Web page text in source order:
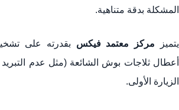
المشكلة بدقة متناهية.
يتميز مركز معتمد فيكس
أعطال ثلاجات بوش الشائعة (مثل عدم
الزيارة الأولى.